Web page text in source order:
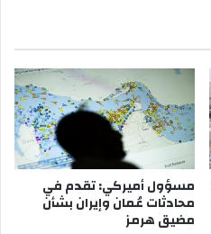
مسؤول أميركي: تقدم في
محادثات عُمان وإيران بشأن
مضيق هرمز